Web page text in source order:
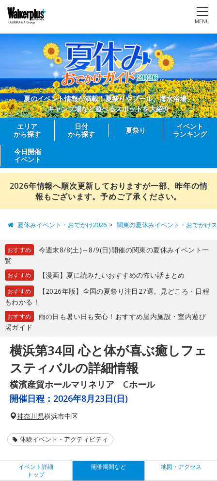
MENU
夏のイベント情報が満載！夏祭りやプール、海水浴場、
キャンプ場など遊べるスポットを大紹介
エリア
から探す
日付
から探す
夏祭り
イベント
ランキング
今日開催
イベント
2026年情報へ順次更新しておりますが一部、昨年の情
報もございます。予めご了承ください。
夏休みイベント・おでかけ2026 関東の夏休みイベント・おでかけ
おすすめ
今週末8/8(土)～8/9(日)開催の関東の夏休みイベント一
覧
おすすめ 【漫画】夏に読みたいおすすめの怖い話まとめ
おすすめ
【2026年版】全国の夏祭り注目27選。見どころ・日程
もわかる！
おすすめ
雨の日も暑い日も安心！おすすめ屋内施設・室内遊び
場ガイド
横浜第34回 心と体が喜ぶ癒しフェ
スティバルの詳細情報
横濱産貿ホールマリネリア Cホール
開催日程： 2026年8月23日(日)
神奈川県横浜市中区
体験イベント・アクティビティ
イベント詳細
トップ
開催期間など 地図・アクセス